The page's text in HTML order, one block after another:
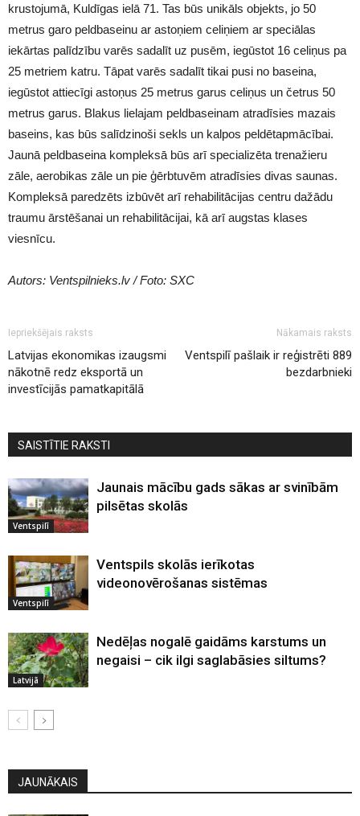
krustojumā, Kuldīgas ielā 71. Tas būs unikāls objekts, jo 50
metrus garo peldbaseinu ar astoņiem celiņiem ar speciālas
iekārtas palīdzību varēs sadalīt uz pusēm, iegūstot 16 celiņus pa
25 metriem katru. Tāpat varēs sadalīt tikai pusi no baseina,
iegūstot attiecīgi astoņus 25 metrus garus celiņus un četrus 50
metrus garus. Blakus lielajam peldbaseinam atradīsies mazais
baseins, kas būs salīdzinoši sekls un kalpos peldētapmācībai.
Jaunā peldbaseina kompleksā būs arī specializēta trenažieru
zāle, aerobikas zāle un pie ģērbtuvēm atradīsies divas saunas.
Kompleksā paredzēts izbūvēt arī rehabilitācijas centru dažādu
traumu ārstēšanai un rehabilitācijai, kā arī augstas klases
viesnīcu.
Autors: Ventspilnieks.lv / Foto: SXC
Iepriekšējais raksts
Latvijas ekonomikas izaugsmi
nākotnē redz eksportā un
investīcijās pamatkapitālā
Nākamais raksts
Ventspilī pašlaik ir reģistrēti 889
bezdarbnieki
SAISTĪTIE RAKSTI
Ventspilī
Jaunais mācību gads sākas ar svinībām
pilsētas skolās
Ventspilī
Ventspils skolās ierīkotas
videonovērošanas sistēmas
Latvijā
Nedēļas nogalē gaidāms karstums un
negaisi – cik ilgi saglabāsies siltums?
JAUNĀKAIS